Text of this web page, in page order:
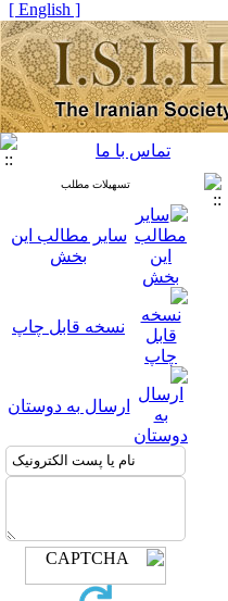
[ English ]
تماس با ما
تسهیلات مطلب
سایر مطالب این
بخش
نسخه قابل چاپ
ارسال به دوستان